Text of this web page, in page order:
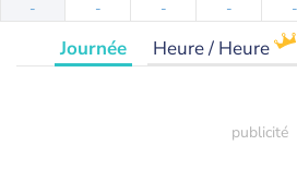
- - - - -
Journée Heure / Heure